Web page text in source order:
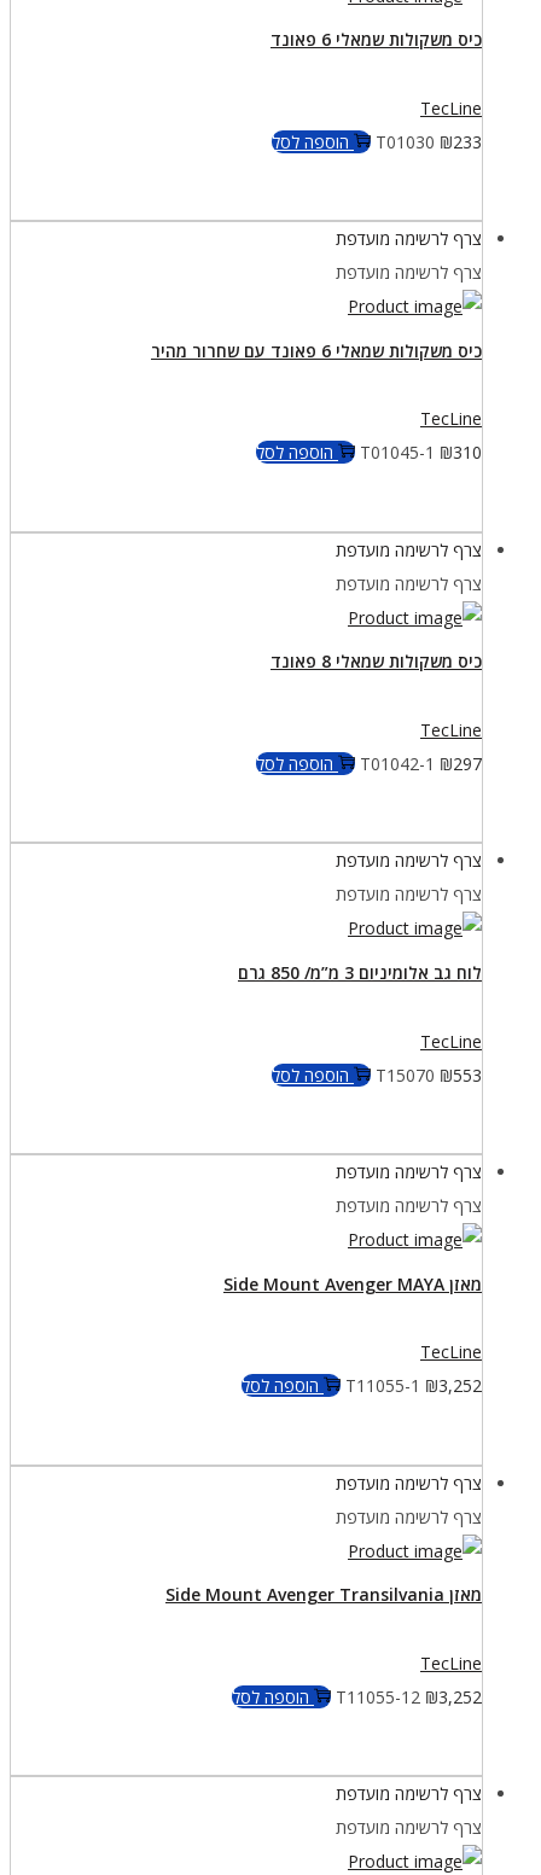
כיס משקולות שמאלי 6 פאונד
TecLine
T01030 ₪233 הוספה לסל
צרף לרשימה מועדפת
צרף לרשימה מועדפת
כיס משקולות שמאלי 6 פאונד עם שחרור מהיר
TecLine
T01045-1 ₪310 הוספה לסל
צרף לרשימה מועדפת
צרף לרשימה מועדפת
כיס משקולות שמאלי 8 פאונד
TecLine
T01042-1 ₪297 הוספה לסל
צרף לרשימה מועדפת
צרף לרשימה מועדפת
לוח גב אלומיניום 3 מ”מ/ 850 גרם
TecLine
T15070 ₪553 הוספה לסל
צרף לרשימה מועדפת
צרף לרשימה מועדפת
מאזן Side Mount Avenger MAYA
TecLine
T11055-1 ₪3,252 הוספה לסל
צרף לרשימה מועדפת
צרף לרשימה מועדפת
מאזן Side Mount Avenger Transilvania
TecLine
T11055-12 ₪3,252 הוספה לסל
צרף לרשימה מועדפת
צרף לרשימה מועדפת